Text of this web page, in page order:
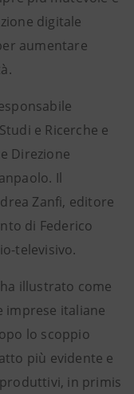
digitale
aumentare
e Ricerche e
Direzione
Il
Zanfi, editore
di Federico
televisivo.
illustrato come
imprese italiane
lo scoppio
più evidente e
in primis